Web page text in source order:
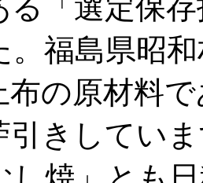
る「選定保
。福島県昭
布の原材料
引きしてい